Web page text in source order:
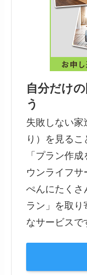
自分だけ
う
失敗しない家
り）を見る
「プラン作
ウンライフサ
ぺんにたくさ
ラン」を取り
なサービスで